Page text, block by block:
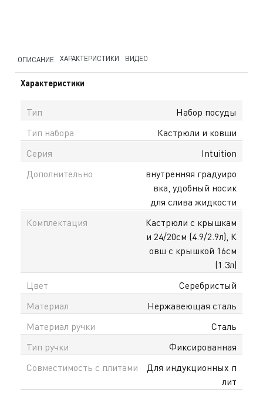
ОПИСАНИЕ ХАРАКТЕРИСТИКИ ВИДЕО
Характеристики
Тип
Набор посуды
Тип набора
Кастрюли и ковши
Серия
Intuition
Дополнительно
внутренняя градуиро
вка, удобный носик
для слива жидкости
Комплектация
Кастрюли с крышкам
и 24/20см (4.9/2.9л), К
овш с крышкой 16см
(1.3л)
Цвет
Серебристый
Материал
Нержавеющая сталь
Материал ручки
Сталь
Тип ручки
Фиксированная
Совместимость с плитами
Для индукционных п
лит